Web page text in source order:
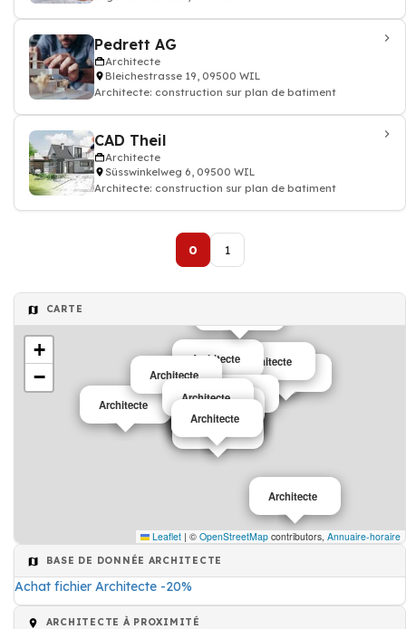
Pedrett AG
Architecte
Bleichestrasse 19, 09500 WIL
Architecte: construction sur plan de batiment
CAD Theil
Architecte
Süsswinkelweg 6, 09500 WIL
Architecte: construction sur plan de batiment
0 1
CARTE
Architecte
Architecte
Architecte
Architecte
Architecte
Architecte
Architecte
Architecte
Architecte
Architecte
Architecte
Architecte
Architecte
Architecte
Architecte
Architecte
Architecte
+
−
Leaflet | © OpenStreetMap contributors, Annuaire-horaire
BASE DE DONNÉE ARCHITECTE
Achat fichier Architecte -20%
ARCHITECTE À PROXIMITÉ